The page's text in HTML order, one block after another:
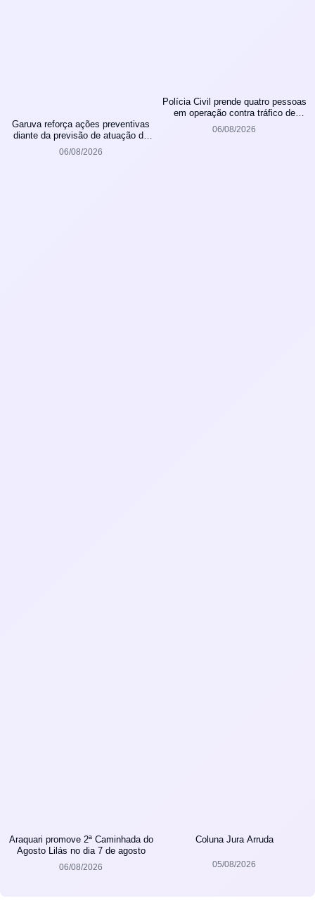
Garuva reforça ações preventivas
diante da previsão de atuação do
El Niño
06/08/2026
Polícia Civil prende quatro pessoas
em operação contra tráfico de
animais silvestres
06/08/2026
Araquari promove 2ª Caminhada do
Agosto Lilás no dia 7 de agosto
06/08/2026
Coluna Jura Arruda
05/08/2026